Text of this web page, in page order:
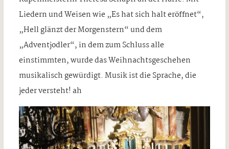
Liedern und Weisen wie „Es hat sich halt eröffnet“,
„Hell glänzt der Morgenstern“ und dem
„Adventjodler“, in dem zum Schluss alle
einstimmten, wurde das Weihnachtsgeschehen
musikalisch gewürdigt. Musik ist die Sprache, die
jeder versteht! ah